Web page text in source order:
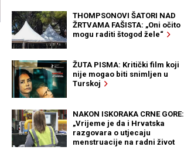
THOMPSONOVI ŠATORI NAD
ŽRTVAMA FAŠISTA: „Oni očito
mogu raditi štogod žele“
ŽUTA PISMA: Kritički film koji
nije mogao biti snimljen u
Turskoj
NAKON ISKORAKA CRNE GORE:
„Vrijeme je da i Hrvatska
razgovara o utjecaju
menstruacije na radni život